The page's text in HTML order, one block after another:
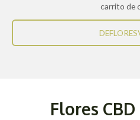
carrito de
Flores